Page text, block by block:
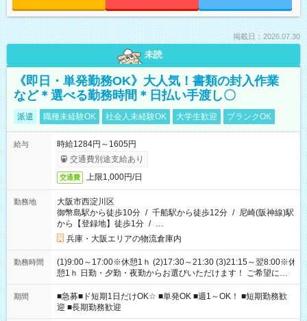
掲載日：2026.07.30
未読
《即日・単発勤務OK》大人気！書類の封入作業
など＊選べる勤務時間＊日払い手渡し〇
派遣 職種未経験OK 社会人未経験OK 大学生歓迎 ブランクOK
給与
時給1284円～1605円
交通費別途支給あり
交通費 上限1,000円/日
勤務地
大阪市西淀川区
御幣島駅から徒歩10分 / 千船駅から徒歩12分 / 尼崎(阪神線)駅
から【登録地】徒歩1分 / …
兵庫・大阪エリアの物流倉庫内
勤務時間
(1)9:00～17:00※休憩1ｈ (2)17:30～21:30 (3)21:15～翌8:00※休
憩1ｈ 日勤・夕勤・夜勤からお選びいただけます！ ご希望に合
わせて働けるお仕事です(*^^*) 【その他選べる勤務時間】 8-17
時/9-17時/9-18時/10-18時/11-21時/18-22時/20-翌4時/21-翌5
時/22-翌6時/0-翌8時 ご自身のご都合で選んで頂ける完全自由シ
フト！
期間
■急募■ド短期1日だけOK☆ ■単発OK ■週1～OK！ ■短期勤務歓
迎 ■長期勤務歓迎